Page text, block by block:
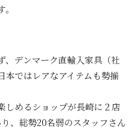
、デンマーク直輸入家具（社
本ではレアなアイテムも勢揃
しめるショップが長崎に２店
、総勢20名弱のスタッフさん